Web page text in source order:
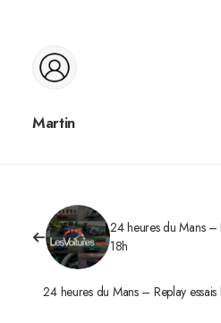
Martin
24 heures du Mans –
18h
24 heures du Mans – Replay